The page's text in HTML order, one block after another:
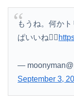
もうね。何か
ぱいいね👍🏻
— moonyman@
September 3,